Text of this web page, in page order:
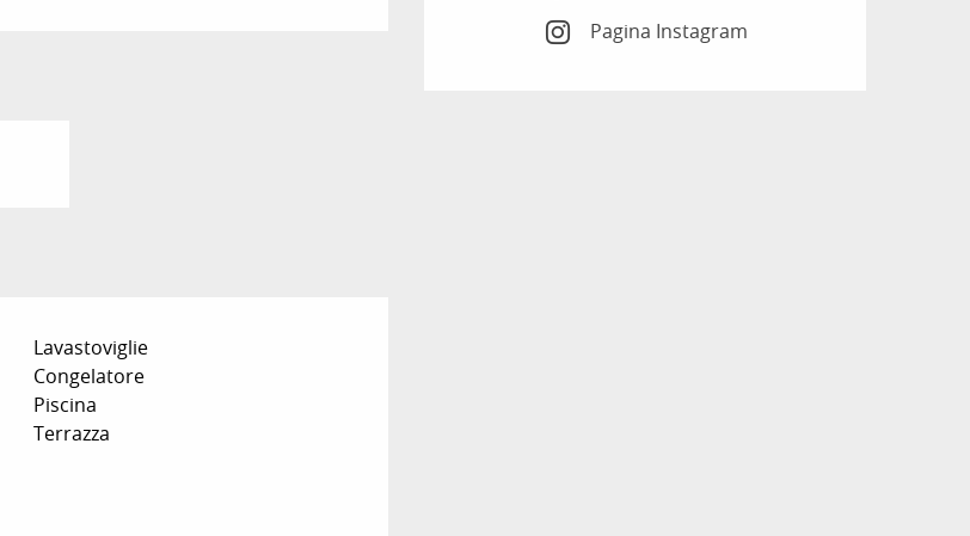
Pagina Instagram
Lavastoviglie
Congelatore
Piscina
Terrazza